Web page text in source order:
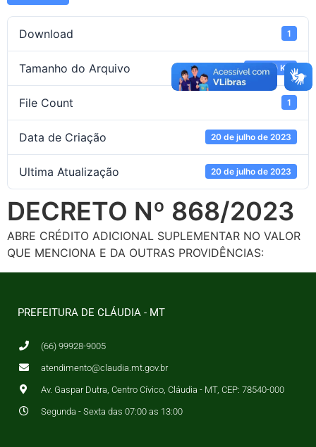
Download 1
Tamanho do Arquivo 130.70 KB
File Count 1
Data de Criação 20 de julho de 2023
Ultima Atualização 20 de julho de 2023
DECRETO Nº 868/2023
ABRE CRÉDITO ADICIONAL SUPLEMENTAR NO VALOR
QUE MENCIONA E DA OUTRAS PROVIDÊNCIAS:
PREFEITURA DE CLÁUDIA - MT
(66) 99928-9005
atendimento@claudia.mt.gov.br
Av. Gaspar Dutra, Centro Cívico, Cláudia - MT, CEP: 78540-000
Segunda - Sexta das 07:00 as 13:00